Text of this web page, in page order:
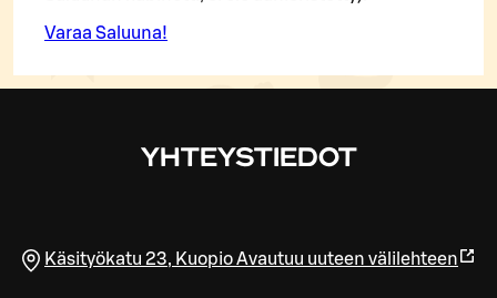
Varaa Saluuna!
YHTEYSTIEDOT
Käsityökatu 23, KuopioAvautuu uuteen välilehteen